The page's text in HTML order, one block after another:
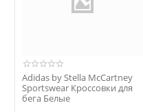
Adidas by Stella McCartney
Sportswear Кроссовки для
бега Белые